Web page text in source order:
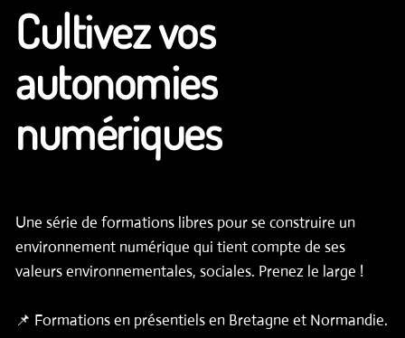
Cultivez vos
autonomies
numériques
Une série de formations libres pour se construire un
environnement numérique qui tient compte de ses
valeurs environnementales, sociales. Prenez le large !
📌 Formations en présentiels en Bretagne et Normandie.